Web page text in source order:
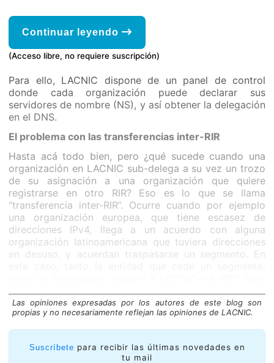
Continuar leyendo
(Acceso libre, no requiere suscripción)
Para ello, LACNIC dispone de un panel de control
donde cada organización puede declarar sus
servidores de nombre (NS), y así obtener la delegación
en el DNS.
El problema con las transferencias inter-RIR
Hasta acá todo bien, pero ¿qué sucede cuando una
organización en LACNIC sub-delega a su vez un trozo
de su asignación a una organización que quiere
registrarse en otro RIR? Eso es lo que se llama
“transferencia inter-RIR”. Ocurre cuando por ejemplo
una organización europea, que tiene escasez de
direcciones IPv4, llega a un acuerdo con alguna
organización latinoamericana que tuviera direcciones
en desuso, y acuerdan traspasarse un segmento. En
dejar registro de la transferencia, y que se actualicen
datos de whois, geolocalización, y sobre todo de
administración del reverso del segmento, que a partir
de esta transferencia aparecerá en el panel de usuario
panel de usuario de LACNIC.
Las opiniones expresadas por los autores de este blog son
propias y no necesariamente reflejan las opiniones de LACNIC.
Suscríbete para recibir las últimas novedades en
tu mail